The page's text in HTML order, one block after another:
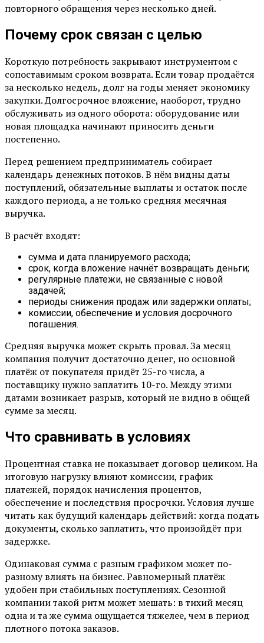
повторного обращения через несколько дней.
Почему срок связан с целью
Короткую потребность закрывают инструментом с
сопоставимым сроком возврата. Если товар продаётся
за несколько недель, долг на годы меняет экономику
закупки. Долгосрочное вложение, наоборот, трудно
обслуживать из одного оборота: оборудование или
новая площадка начинают приносить деньги
постепенно.
Перед решением предприниматель собирает
календарь денежных потоков. В нём видны даты
поступлений, обязательные выплаты и остаток после
каждого периода, а не только средняя месячная
выручка.
В расчёт входят:
сумма и дата планируемого расхода;
срок, когда вложение начнёт возвращать деньги;
регулярные платежи, не связанные с новой
задачей;
периоды снижения продаж или задержки оплаты;
комиссии, обеспечение и условия досрочного
погашения.
Средняя выручка может скрыть провал. За месяц
компания получит достаточно денег, но основной
платёж от покупателя придёт 25-го числа, а
поставщику нужно заплатить 10-го. Между этими
датами возникает разрыв, который не видно в общей
сумме за месяц.
Что сравнивать в условиях
Процентная ставка не показывает договор целиком. На
итоговую нагрузку влияют комиссии, график
платежей, порядок начисления процентов,
обеспечение и последствия просрочки. Условия лучше
читать как будущий календарь действий: когда подать
документы, сколько заплатить, что произойдёт при
задержке.
Одинаковая сумма с разным графиком может по-
разному влиять на бизнес. Равномерный платёж
удобен при стабильных поступлениях. Сезонной
компании такой ритм может мешать: в тихий месяц
одна и та же сумма ощущается тяжелее, чем в период
плотного потока заказов.